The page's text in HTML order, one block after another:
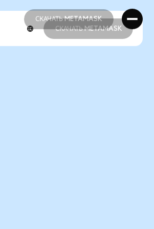
СКАЧАТЬ METAMASK
СКАЧАТЬ METAMASK
СКАЧАТЬ METAMASK